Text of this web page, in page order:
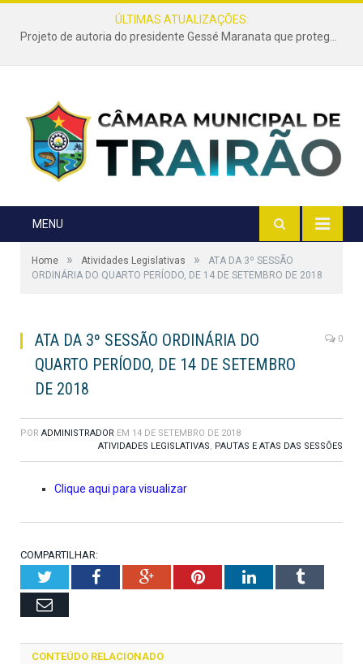
ÚLTIMAS ATUALIZAÇÕES:
Projeto de autoria do presidente Gessé Maranata que protege as estradas vicinais de Trairão é transformado em lei
MENU
Home » Atividades Legislativas »
ATA DA 3º SESSÃO
ORDINÁRIA DO QUARTO PERÍODO, DE 14 DE SETEMBRO DE 2018
ATA DA 3º SESSÃO ORDINÁRIA DO
QUARTO PERÍODO, DE 14 DE SETEMBRO
DE 2018
0
POR ADMINISTRADOR EM 14 DE SETEMBRO DE 2018
ATIVIDADES LEGISLATIVAS, PAUTAS E ATAS DAS SESSÕES
Clique aqui para visualizar
COMPARTILHAR:
TwitterFacebookGoogle+PinterestLinkedInTumblr
Email
CONTEÚDO RELACIONADO